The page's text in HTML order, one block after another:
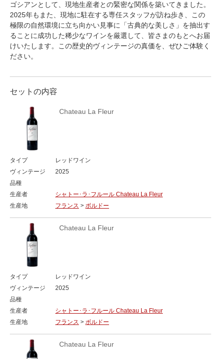
ゴシアンとして、現地生産者との緊密な関係を築いてきました。
2025年もまた、現地に駐在する専任スタッフが訪ね歩き、この
極限の自然環境に立ち向かい見事に「古典的な美しさ」を抽出す
ることに成功した稀少なワインを厳選して、皆さまのもとへお届
けいたします。この歴史的ヴィンテージの真価を、ぜひご体験く
ださい。
セットの内容
Chateau La Fleur
タイプ
レッドワイン
ヴィンテージ
2025
品種
生産者
シャトー･ラ･フルール Chateau La Fleur
生産地
フランス > ボルドー
Chateau La Fleur
タイプ
レッドワイン
ヴィンテージ
2025
品種
生産者
シャトー･ラ･フルール Chateau La Fleur
生産地
フランス > ボルドー
Chateau La Fleur